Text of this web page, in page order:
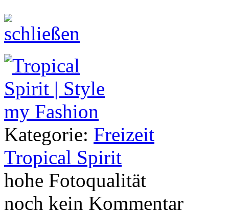
Kategorie: Freizeit
Tropical Spirit
hohe Fotoqualität
noch kein Kommentar